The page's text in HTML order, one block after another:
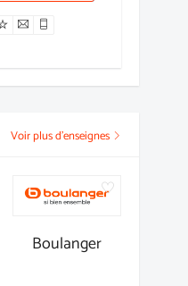
Voir plus d'enseignes
Boulanger